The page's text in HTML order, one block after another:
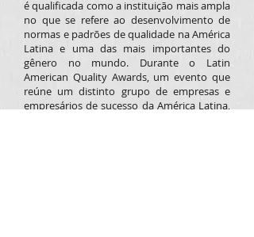
é qualificada como a instituição mais ampla
no que se refere ao desenvolvimento de
normas e padrões de qualidade na América
Latina e uma das mais importantes do
gênero no mundo. Durante o Latin
American Quality Awards, um evento que
reúne um distinto grupo de empresas e
empresários de sucesso da América Latina,